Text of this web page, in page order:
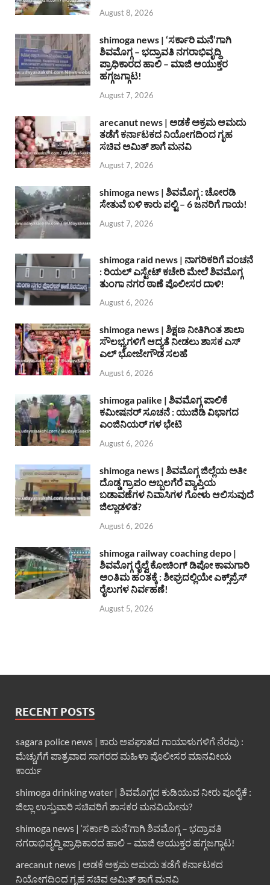
August 8, 2026
shimoga news | ‘ಸರ್ಕಾರಿ ಮನೆ’ಗಾಗಿ
ಶಿವಮೊಗ್ಗ – ಭದ್ರಾವತಿ ನಗರಾಭಿವೃದ್ದಿ
ಪ್ರಾಧಿಕಾರದ ಹಾಲಿ – ಮಾಜಿ ಆಯುಕ್ತರ
ಹಗ್ಗಜಗ್ಗಾಟ!
August 7, 2026
arecanut news | ಅಡಕೆ ಅಕ್ರಮ ಆಮದು
ತಡೆಗೆ ಕರ್ನಾಟಕದ ನಿಯೋಗದಿಂದ ಗೃಹ
ಸಚಿವ ಅಮಿತ್ ಶಾಗೆ ಮನವಿ
August 7, 2026
shimoga news | ಶಿವಮೊಗ್ಗ : ಚೋರಡಿ
ಸೇತುವೆ ಬಳಿ ಕಾರು ಪಲ್ಟಿ – 6 ಜನರಿಗೆ ಗಾಯ!
August 7, 2026
shimoga raid news | ನಾಗರಿಕರಿಗೆ ವಂಚನೆ
: ರಿಯಲ್ ಎಸ್ಟೇಟ್ ಕಚೇರಿ ಮೇಲೆ ಶಿವಮೊಗ್ಗ
ತುಂಗಾ ನಗರ ಠಾಣೆ ಪೊಲೀಸರ ದಾಳಿ!
August 6, 2026
shimoga news | ಶಿಕ್ಷಣ ನೀತಿಗಿಂತ ಶಾಲಾ
ಸೌಲಭ್ಯಗಳಿಗೆ ಆದ್ಯತೆ ನೀಡಲು ಶಾಸಕ ಎಸ್
ಎಲ್ ಭೋಜೇಗೌಡ ಸಲಹೆ
August 6, 2026
shimoga palike | ಶಿವಮೊಗ್ಗ ಪಾಲಿಕೆ
ಕಮೀಷನರ್ ಸೂಚನೆ : ಯುಜಿಡಿ ವಿಭಾಗದ
ಎಂಜಿನಿಯರ್ ಗಳ ಭೇಟಿ
August 6, 2026
shimoga news | ಶಿವಮೊಗ್ಗ ಜಿಲ್ಲೆಯ ಅತೀ
ದೊಡ್ಡ ಗ್ರಾಪಂ ಅಬ್ಬಲಗೆರೆ ವ್ಯಾಪ್ತಿಯ
ಬಡಾವಣೆಗಳ ನಿವಾಸಿಗಳ ಗೋಳು ಆಲಿಸುವುದೆ
ಜಿಲ್ಲಾಡಳಿತ?
August 6, 2026
shimoga railway coaching depo |
ಶಿವಮೊಗ್ಗ ರೈಲ್ವೆ ಕೋಚಿಂಗ್ ಡಿಪೋ ಕಾಮಗಾರಿ
ಅಂತಿಮ ಹಂತಕ್ಕೆ : ಶೀಘ್ರದಲ್ಲಿಯೇ ಎಕ್ಸ್‌ಪ್ರೆಸ್
ರೈಲುಗಳ ನಿರ್ವಹಣೆ!
August 5, 2026
RECENT POSTS
sagara police news | ಕಾರು ಅಪಘಾತದ ಗಾಯಾಳುಗಳಿಗೆ ನೆರವು :
ಮೆಚ್ಚುಗೆಗೆ ಪಾತ್ರವಾದ ಸಾಗರದ ಮಹಿಳಾ ಪೊಲೀಸರ ಮಾನವೀಯ
ಕಾರ್ಯ
shimoga drinking water | ಶಿವಮೊಗ್ಗದ ಕುಡಿಯುವ ನೀರು ಪೂರೈಕೆ :
ಜಿಲ್ಲಾ ಉಸ್ತುವಾರಿ ಸಚಿವರಿಗೆ ಶಾಸಕರ ಮನವಿಯೇನು?
shimoga news | ‘ಸರ್ಕಾರಿ ಮನೆ’ಗಾಗಿ ಶಿವಮೊಗ್ಗ – ಭದ್ರಾವತಿ
ನಗರಾಭಿವೃದ್ದಿ ಪ್ರಾಧಿಕಾರದ ಹಾಲಿ – ಮಾಜಿ ಆಯುಕ್ತರ ಹಗ್ಗಜಗ್ಗಾಟ!
arecanut news | ಅಡಕೆ ಅಕ್ರಮ ಆಮದು ತಡೆಗೆ ಕರ್ನಾಟಕದ
ನಿಯೋಗದಿಂದ ಗೃಹ ಸಚಿವ ಅಮಿತ್ ಶಾಗೆ ಮನವಿ